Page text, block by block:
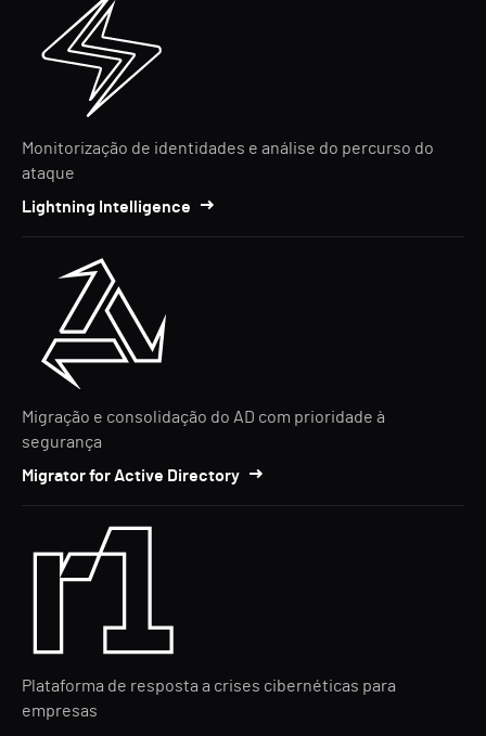
Monitorização de identidades e análise do percurso do
ataque
Lightning Intelligence
Migração e consolidação do AD com prioridade à
segurança
Migrator for Active Directory
Plataforma de resposta a crises cibernéticas para
empresas